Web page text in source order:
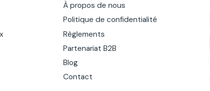
À propos de nous
Politique de confidentialité
Règlements
Partenariat B2B
Blog
Contact